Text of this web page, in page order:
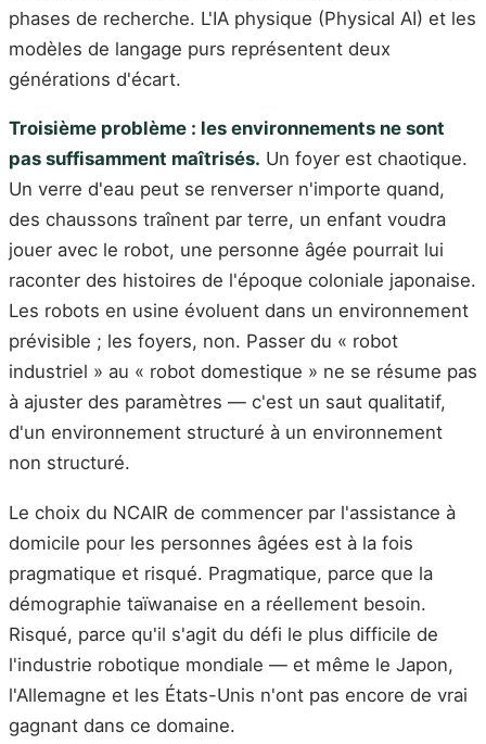
phases de recherche. L'IA physique (Physical AI) et les
modèles de langage purs représentent deux
générations d'écart.
Troisième problème : les environnements ne sont
pas suffisamment maîtrisés. Un foyer est chaotique.
Un verre d'eau peut se renverser n'importe quand,
des chaussons traînent par terre, un enfant voudra
jouer avec le robot, une personne âgée pourrait lui
raconter des histoires de l'époque coloniale japonaise.
Les robots en usine évoluent dans un environnement
prévisible ; les foyers, non. Passer du « robot
industriel » au « robot domestique » ne se résume pas
à ajuster des paramètres — c'est un saut qualitatif,
d'un environnement structuré à un environnement
non structuré.
Le choix du NCAIR de commencer par l'assistance à
domicile pour les personnes âgées est à la fois
pragmatique et risqué. Pragmatique, parce que la
démographie taïwanaise en a réellement besoin.
Risqué, parce qu'il s'agit du défi le plus difficile de
l'industrie robotique mondiale — et même le Japon,
l'Allemagne et les États-Unis n'ont pas encore de vrai
gagnant dans ce domaine.